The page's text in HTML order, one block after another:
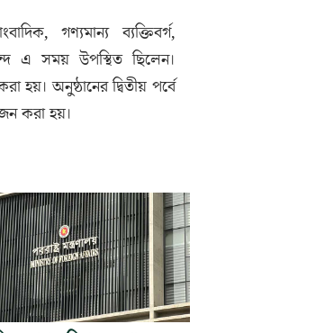
গণ্যমান্য ব্যক্তিবর্গ,
এ সময় উপস্থিত ছিলেন।
হয়। অনুষ্ঠানের দ্বিতীয় পর্বে
করা হয়।